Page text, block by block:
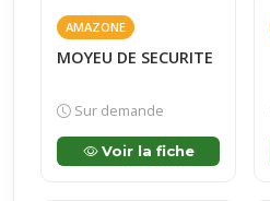
AMAZONE
MOYEU DE SECURITE
Sur demande
Voir la fiche